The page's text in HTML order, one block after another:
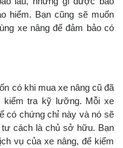
hiểm. Bạn cũng sẽ muốn
xe nângđể đảm bảo có
có khi mua xe nâng cũ đã
kiểm tra kỹ lưỡng. Mỗi xe
có chứng chỉ này và nó sẽ
cách là chủ sở hữu. Bạn
vụ của xe nâng, để kiểm